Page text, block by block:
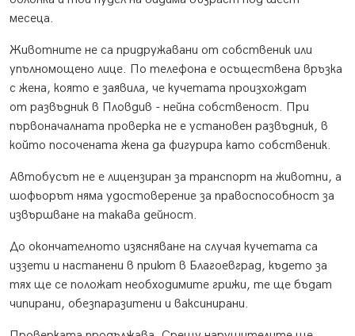
месеца.
Животните не са придружавани от собственик или
упълномощено лице. По телефона е осъществена връзка
с жена, която е заявила, че кучетата произхождат
от развъдник в Пловдив - нейна собственост. При
първоначалната проверка не е установен развъдник, в
който посочената жена да фигурира като собственик.
Автобусът не е лицензиран за транспорт на животни, а
шофьорът няма удостоверение за правоспособност за
извършване на такава дейност.
До окончателното изясняване на случая кучетата са
иззети и настанени в приют в Благоевград, където за
тях ще се положат необходимите грижи, те ще бъдат
чипирани, обезпаразитени и ваксинирани.